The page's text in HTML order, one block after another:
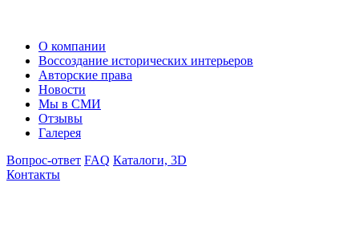
О компании
Воссоздание исторических интерьеров
Авторские права
Новости
Мы в СМИ
Отзывы
Галерея
Вопрос-ответ FAQ Каталоги, 3D
Контакты